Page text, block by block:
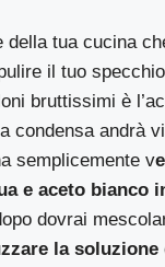
della tua cucina
il tuo
bruttissimi è
condensa andrà
semplicemente v
e aceto bianco
dovrai
la soluzione